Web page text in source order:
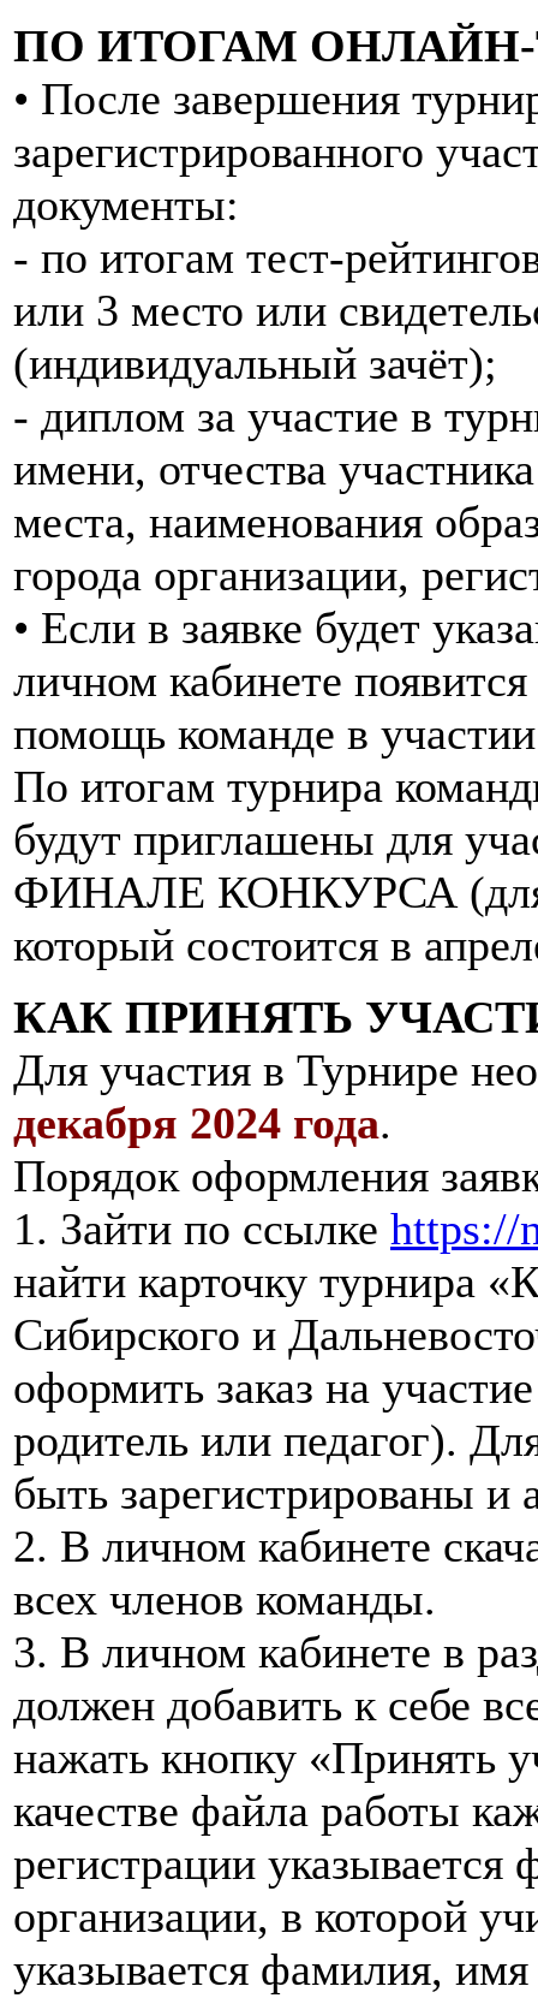
ПО ИТОГАМ
• После завершения
зарегистрированного
документы:
- по итогам тест-
или 3 место или
(индивидуальный зачёт);
- диплом за участие в
имени, отчества
места, наименования
города организации,
• Если в заявке будет
личном кабинете
помощь команде в
По итогам турнира
будут приглашены для
ФИНАЛЕ КОНКУРСА (для
который состоится в
КАК ПРИНЯТЬ
Для участия в Турнире
декабря 2024 года.
Порядок оформления
1. Зайти по ссылке https://
найти карточку турнира
Сибирского и
оформить заказ на
родитель или педагог).
быть зарегистрированы и
2. В личном кабинете
всех членов команды.
3. В личном кабинете в
должен добавить к себе
нажать кнопку «Принять
качестве файла работы
регистрации указывается
организации, в которой
указывается фамилия, имя